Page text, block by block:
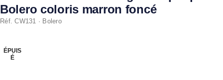
Bolero coloris marron foncé
Réf. CW131 · Bolero
ÉPUIS
É